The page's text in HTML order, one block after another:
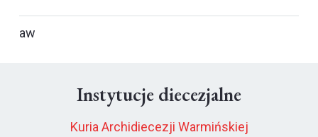
aw
Instytucje diecezjalne
Kuria Archidiecezji Warmińskiej